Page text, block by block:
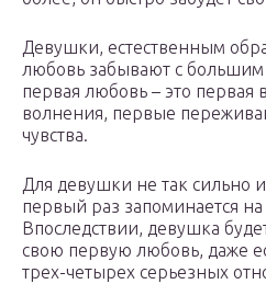
Девушки, естественным
любовь забывают с большим
первая любовь – это
волнения, первые
чувства.
Для девушки не так сильно
первый раз запоминается
Впоследствии, девушка
свою первую любовь, даже
трех-четырех серьезных